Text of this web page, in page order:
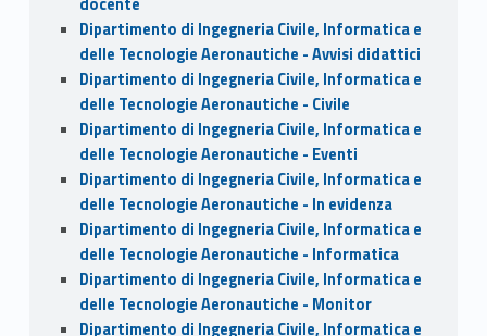
Dipartimento di Ingegneria Civile, Informatica e
delle Tecnologie Aeronautiche - Avvisi didattici
Dipartimento di Ingegneria Civile, Informatica e
delle Tecnologie Aeronautiche - Civile
Dipartimento di Ingegneria Civile, Informatica e
delle Tecnologie Aeronautiche - Eventi
Dipartimento di Ingegneria Civile, Informatica e
delle Tecnologie Aeronautiche - In evidenza
Dipartimento di Ingegneria Civile, Informatica e
delle Tecnologie Aeronautiche - Informatica
Dipartimento di Ingegneria Civile, Informatica e
delle Tecnologie Aeronautiche - Monitor
Dipartimento di Ingegneria Civile, Informatica e